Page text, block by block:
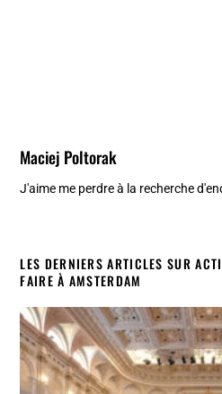
Maciej Poltorak
J'aime me perdre à la recherche
LES DERNIERS ARTICLES SUR
FAIRE À AMSTERDAM